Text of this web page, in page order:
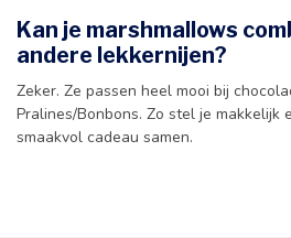
Kan je marshmallows
andere lekkernijen?
Zeker. Ze passen heel mooi bij
Pralines/Bonbons. Zo stel je makkelijk
smaakvol cadeau samen.